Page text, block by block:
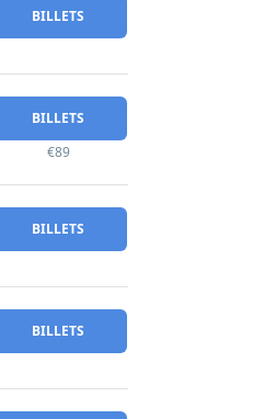
BILLETS
BILLETS
€89
BILLETS
BILLETS